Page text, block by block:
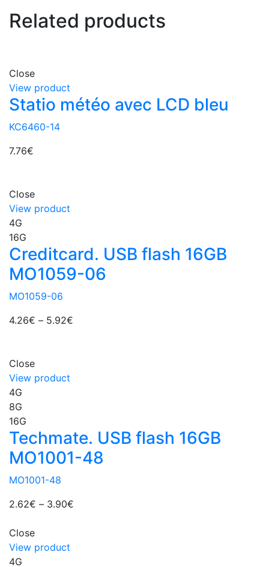
Related products
Close
View product
Statio météo avec LCD bleu
KC6460-14
7.76€
Close
View product
4G
16G
Creditcard. USB flash 16GB
MO1059-06
MO1059-06
4.26€ – 5.92€
Close
View product
4G
8G
16G
Techmate. USB flash 16GB
MO1001-48
MO1001-48
2.62€ – 3.90€
Close
View product
4G